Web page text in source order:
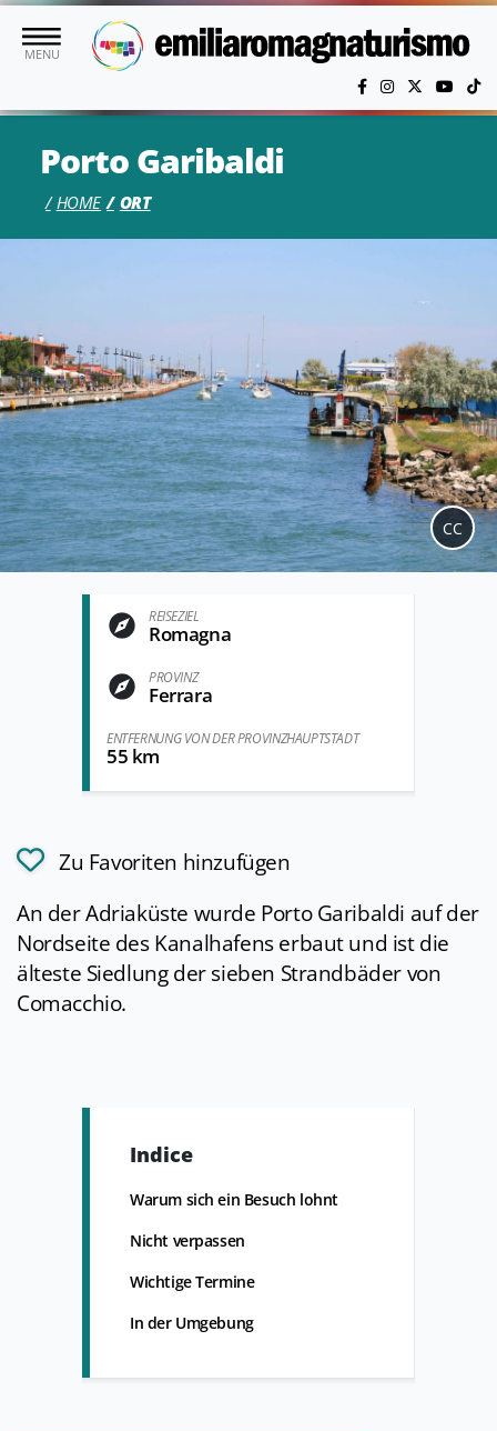
Skip to main content
MENU
Porto Garibaldi
HOME ORT
CC
REISEZIEL
Romagna
PROVINZ
Ferrara
ENTFERNUNG VON DER PROVINZHAUPTSTADT
55 km
Zu Favoriten hinzufügen
An der Adriaküste wurde Porto Garibaldi auf der
Nordseite des Kanalhafens erbaut und ist die
älteste Siedlung der sieben Strandbäder von
Comacchio.
Indice
Warum sich ein Besuch lohnt
Nicht verpassen
Wichtige Termine
In der Umgebung